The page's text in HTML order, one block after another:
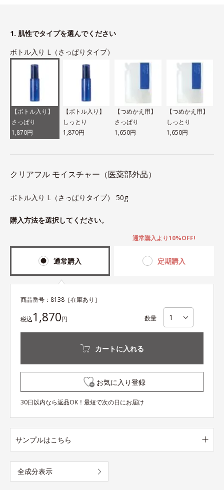
1. 肌性でタイプを選んでください
ボトル入り L（さっぱりタイプ）
【ボトル入り】
さっぱり
1,870円
【ボトル入り】
しっとり
1,870円
【つめかえ用】
さっぱり
1,650円
【つめかえ用】
しっとり
1,650円
クリアフル モイスチャー（医薬部外品）
ボトル入り L（さっぱりタイプ） 50g
購入方法を選択してください。
通常購入 定期購入
通常購入より10%OFF!
商品番号： 8138 ［在庫あり］
税込1,870円 数量
カートに入れる
お気に入り登録
30日以内なら返品OK！最短で次の日にお届け
サンプルはこちら
全成分表示